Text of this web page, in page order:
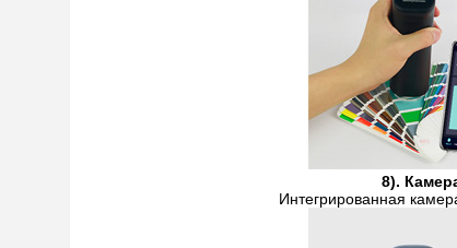
8).
Интегрированная